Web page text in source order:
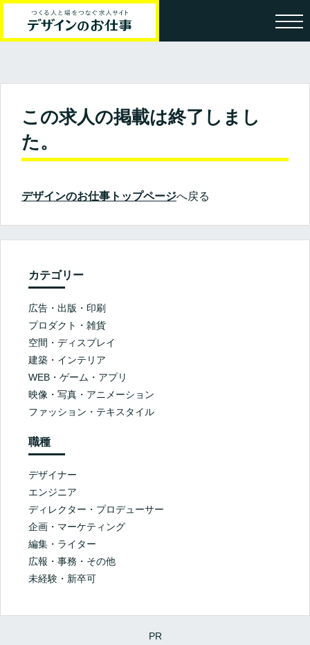
この求人の掲載は終了しまし
た。
デザインのお仕事トップページへ戻る
カテゴリー
広告・出版・印刷
プロダクト・雑貨
空間・ディスプレイ
建築・インテリア
WEB・ゲーム・アプリ
映像・写真・アニメーション
ファッション・テキスタイル
職種
デザイナー
エンジニア
ディレクター・プロデューサー
企画・マーケティング
編集・ライター
広報・事務・その他
未経験・新卒可
PR